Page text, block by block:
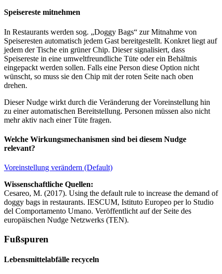
Speisereste mitnehmen
In Restaurants werden sog. „Doggy Bags“ zur Mitnahme von
Speiseresten automatisch jedem Gast bereitgestellt. Konkret liegt auf
jedem der Tische ein grüner Chip. Dieser signalisiert, dass
Speisereste in eine umweltfreundliche Tüte oder ein Behältnis
eingepackt werden sollen. Falls eine Person diese Option nicht
wünscht, so muss sie den Chip mit der roten Seite nach oben
drehen.
Dieser Nudge wirkt durch die Veränderung der Voreinstellung hin
zu einer automatischen Bereitstellung. Personen müssen also nicht
mehr aktiv nach einer Tüte fragen.
Welche Wirkungsmechanismen sind bei diesem Nudge
relevant?
Voreinstellung verändern (Default)
Wissenschaftliche Quellen:
Cesareo, M. (2017). Using the default rule to increase the demand of
doggy bags in restaurants. IESCUM, Istituto Europeo per lo Studio
del Comportamento Umano. Veröffentlicht auf der Seite des
europäischen Nudge Netzwerks (TEN).
Fußspuren
Lebensmittelabfälle recyceln